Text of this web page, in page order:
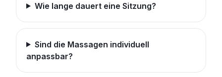
Wie lange dauert eine Sitzung?
Sind die Massagen individuell
anpassbar?